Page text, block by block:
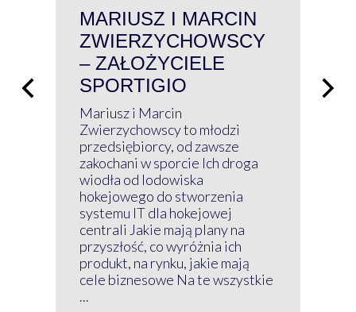
MARIUSZ I MARCIN
ZWIERZYCHOWSCY
– ZAŁOŻYCIELE
SPORTIGIO
Mariusz i Marcin
Zwierzychowscy to młodzi
przedsiębiorcy, od zawsze
zakochani w sporcie Ich droga
wiodła od lodowiska
hokejowego do stworzenia
systemu IT dla hokejowej
centrali Jakie mają plany na
przyszłość, co wyróżnia ich
produkt, na rynku, jakie mają
cele biznesowe Na te wszystkie
...